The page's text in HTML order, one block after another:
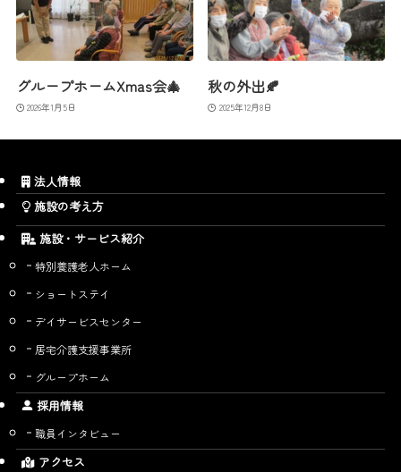
グループホームXmas会🎄
2026年1月5日
秋の外出🍂
2025年12月8日
法人情報
施設の考え方
施設・サービス紹介
特別養護老人ホーム
ショートステイ
デイサービスセンター
居宅介護支援事業所
グループホーム
採用情報
職員インタビュー
アクセス